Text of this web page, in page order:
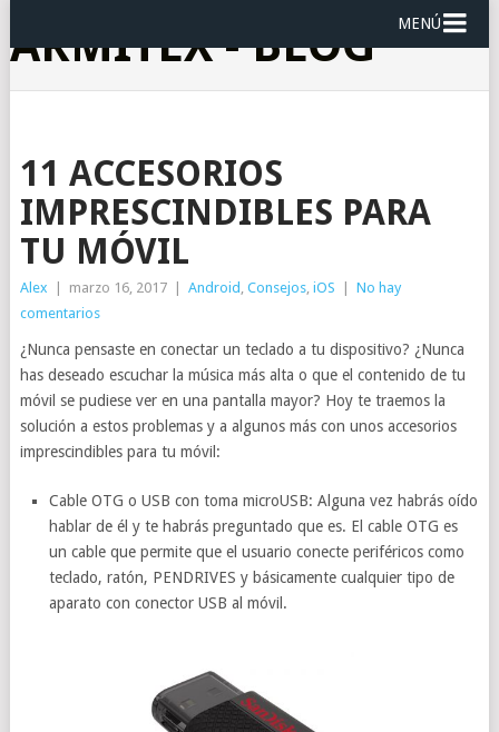
ARMITEX - BLOG MENÚ
11 ACCESORIOS
IMPRESCINDIBLES PARA
TU MÓVIL
Alex marzo 16, 2017 Android , Consejos, iOS
No hay
comentarios
¿Nunca pensaste en conectar un teclado a tu dispositivo? ¿Nunca
has deseado escuchar la música más alta o que el contenido de tu
móvil se pudiese ver en una pantalla mayor? Hoy te traemos la
solución a estos problemas y a algunos más con unos accesorios
imprescindibles para tu móvil:
Cable OTG o USB con toma microUSB: Alguna vez habrás oído
hablar de él y te habrás preguntado que es. El cable OTG es
un cable que permite que el usuario conecte periféricos como
teclado, ratón, PENDRIVES y básicamente cualquier tipo de
aparato con conector USB al móvil.